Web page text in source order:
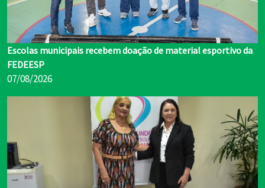
Escolas municipais recebem doação de material esportivo da
FEDEESP
07/08/2026